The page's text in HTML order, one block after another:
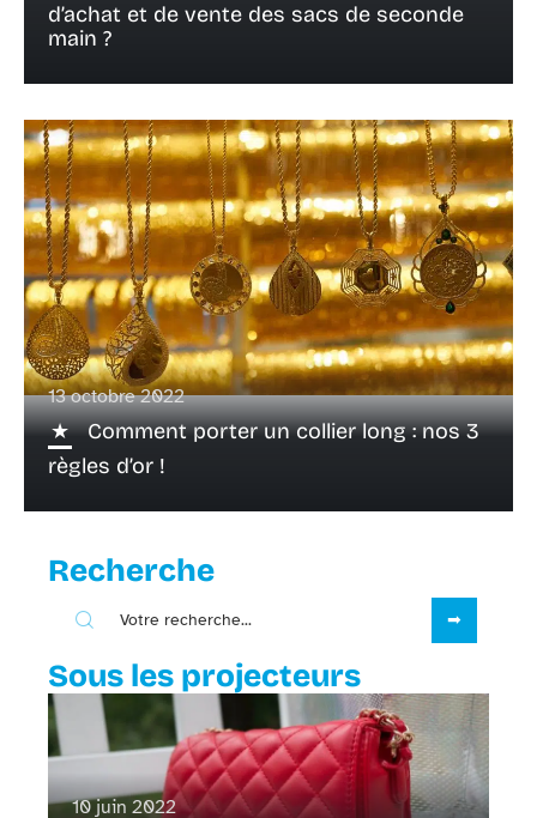
d’achat et de vente des sacs de seconde
main ?
13 octobre 2022
Comment porter un collier long : nos 3
règles d’or !
Recherche
Sous les projecteurs
10 juin 2022